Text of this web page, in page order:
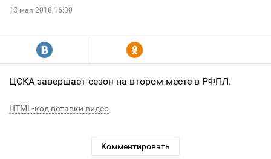
13 мая 2018 16:30
R Y
ЦСКА завершает сезон на втором месте в РФПЛ.
HTML-код вставки видео
Комментировать